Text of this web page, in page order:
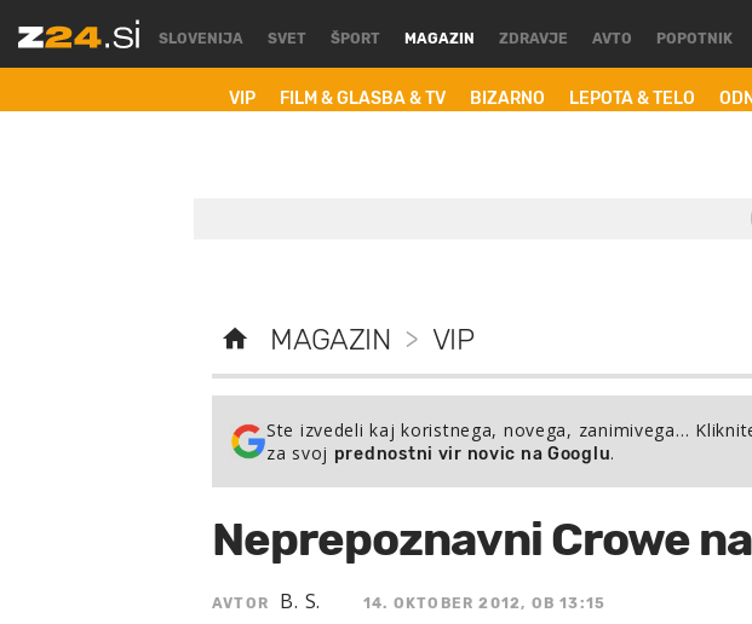
SLOVENIJA SVET ŠPORT MAGAZIN
VIP FILM & GLASBA & TV BIZARNO LEPOTA & TELO
ZDRAVJE AVTO POPOTNIK
MAGAZIN > VIP
Ste izvedeli kaj koristnega, novega, zanimivega…
za svoj prednostni vir novic na Googlu.
Neprepoznavni Crowe
AVTOR B. S. 14. OKTOBER 2012, OB 13:15